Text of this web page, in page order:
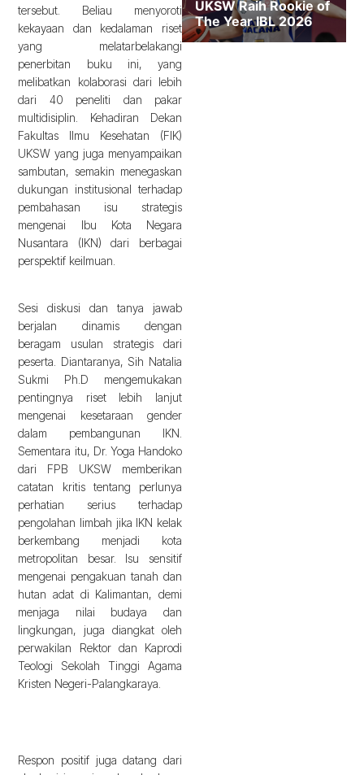
tersebut. Beliau menyoroti
kekayaan dan kedalaman riset
yang melatarbelakangi
penerbitan buku ini, yang
melibatkan kolaborasi dari lebih
dari 40 peneliti dan pakar
multidisiplin. Kehadiran Dekan
Fakultas Ilmu Kesehatan (FIK)
UKSW yang juga menyampaikan
sambutan, semakin menegaskan
dukungan institusional terhadap
pembahasan isu strategis
mengenai Ibu Kota Negara
Nusantara (IKN) dari berbagai
perspektif keilmuan.
Sesi diskusi dan tanya jawab
berjalan dinamis dengan
beragam usulan strategis dari
peserta. Diantaranya, Sih Natalia
Sukmi Ph.D mengemukakan
pentingnya riset lebih lanjut
mengenai kesetaraan gender
dalam pembangunan IKN.
Sementara itu, Dr. Yoga Handoko
dari FPB UKSW memberikan
catatan kritis tentang perlunya
perhatian serius terhadap
pengolahan limbah jika IKN kelak
berkembang menjadi kota
metropolitan besar. Isu sensitif
mengenai pengakuan tanah dan
hutan adat di Kalimantan, demi
menjaga nilai budaya dan
lingkungan, juga diangkat oleh
perwakilan Rektor dan Kaprodi
Teologi Sekolah Tinggi Agama
Kristen Negeri-Palangkaraya.
Respon positif juga datang dari